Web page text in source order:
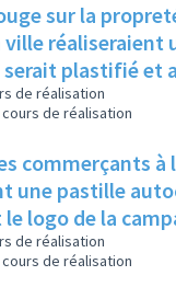
sur la
réaliseraient
plastifié et
de la
puisse tenter
ses parents
de réalisation
de réalisation
commerçants à
une pastille
logo de la
par le
caisse
de réalisation
de réalisation